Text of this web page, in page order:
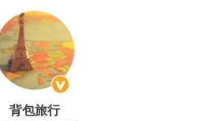
背包旅行